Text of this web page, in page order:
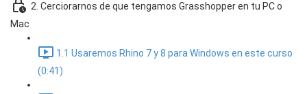
2. Cerciorarnos de que tengamos Grasshopper en tu PC o
Mac
1.1 Usaremos Rhino 7 y 8 para Windows en este curso
(0:41)